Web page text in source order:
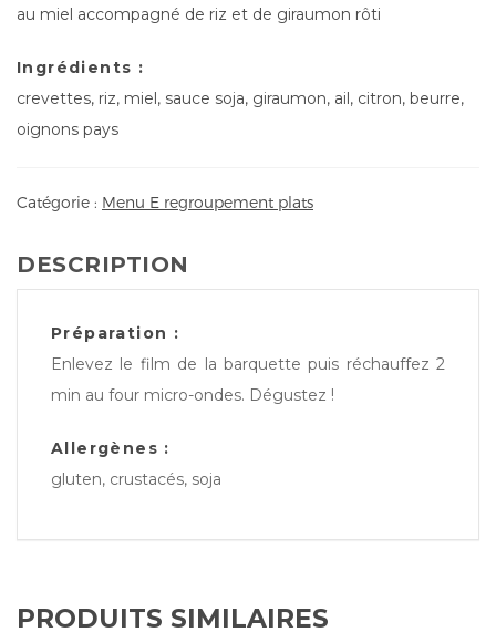
au miel accompagné de riz et de giraumon rôti
Ingrédients :
crevettes, riz, miel, sauce soja, giraumon, ail, citron, beurre,
oignons pays
Catégorie : Menu E regroupement plats
DESCRIPTION
Préparation :
Enlevez le film de la barquette puis réchauffez 2
min au four micro-ondes. Dégustez !
Allergènes :
gluten, crustacés, soja
PRODUITS SIMILAIRES